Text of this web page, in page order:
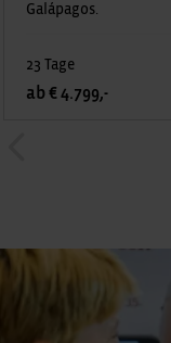
Galápagos Inseln!
23 Tage
ab € 5.599,-